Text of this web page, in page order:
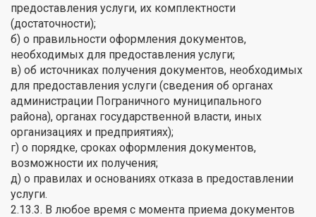
предоставления услуги, их комплектности
(достаточности);
б) о правильности оформления документов,
необходимых для предоставления услуги;
в) об источниках получения документов, необходимых
для предоставления услуги (сведения об органах
администрации Пограничного муниципального
района), органах государственной власти, иных
организациях и предприятиях);
г) о порядке, сроках оформления документов,
возможности их получения;
д) о правилах и основаниях отказа в предоставлении
услуги.
2.13.3. В любое время с момента приема документов